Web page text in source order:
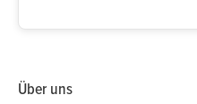
Über uns